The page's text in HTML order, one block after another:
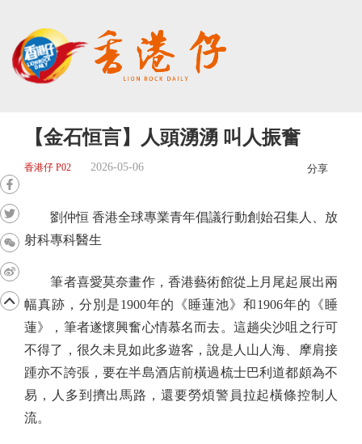
【金石恒言】人頭湧湧 叫人振奮
香港仔 P02 2026-05-06 分享
劉仲恒 香港全球專業青年倡議行動創始召集人、放
射科專科醫生
筆者喜愛莫奈畫作，香港藝術館從上月尾起展出兩
幅真跡，分別是1900年的《睡蓮池》和1906年的《睡
蓮》，筆者遂懷興奮心情慕名而去。這趟尖沙咀之行可
不得了，很久未見如此多遊客，說是人山人海、摩肩接
踵亦不誇張，要在半島酒店前橫過梳士巴利道都頗為不
易，人多到擠出馬路，還要勞煩警員拉起橫條控制人
流。